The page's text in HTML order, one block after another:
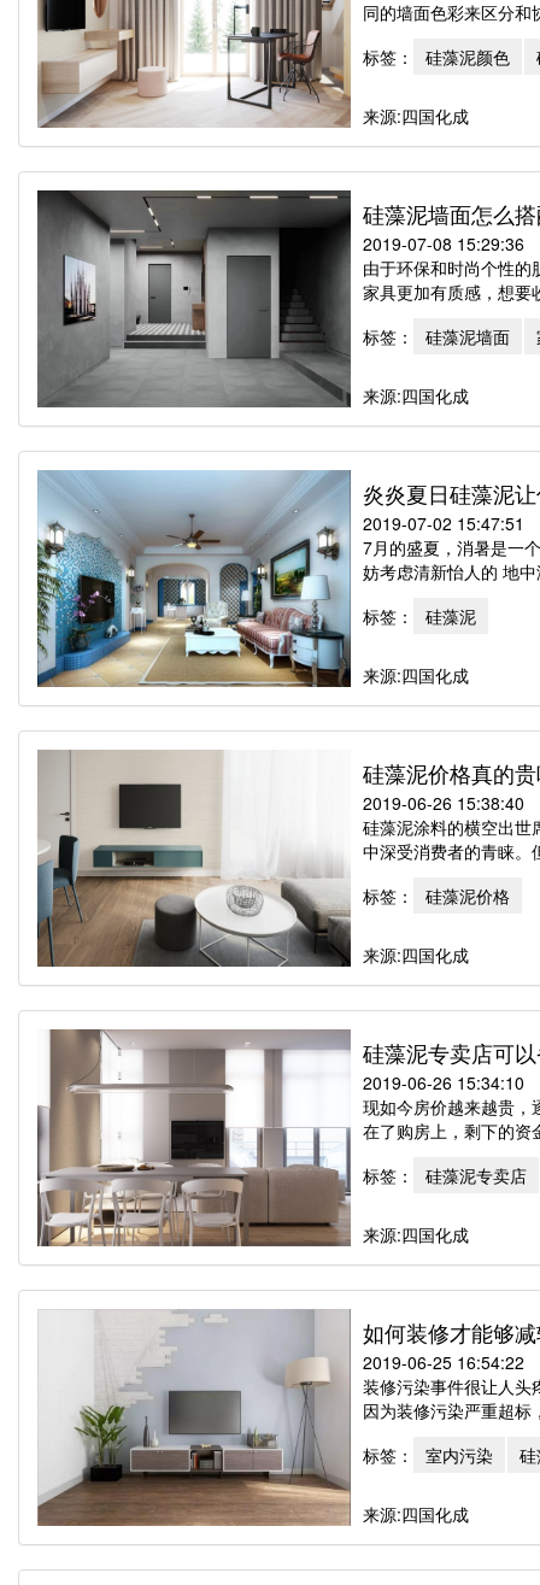
同的墙面色彩来区分
标签：
硅藻泥颜色
来源:四国化成
硅藻泥墙面怎么
2019-07-08 15:29:36
由于环保和时尚个性
家具更加有质感，想要
标签：
硅藻泥墙面
来源:四国化成
炎炎夏日硅藻泥让
2019-07-02 15:47:51
7月的盛夏，消暑是一
妨考虑清新怡人的 地
标签：
硅藻泥
来源:四国化成
硅藻泥价格真的
2019-06-26 15:38:40
硅藻泥涂料的横空出世
中深受消费者的青睐。
标签：
硅藻泥价格
来源:四国化成
硅藻泥专卖店可
2019-06-26 15:34:10
现如今房价越来越贵，
在了购房上，剩下的资
标签：
硅藻泥专卖店
来源:四国化成
如何装修才能够
2019-06-25 16:54:22
装修污染事件很让人头
因为装修污染严重超
标签：
室内污染
来源:四国化成